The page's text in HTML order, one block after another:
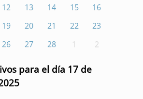
12 13 14 15
16
19 20 21 22
23
26 27 28 1 2
para el día 17 de